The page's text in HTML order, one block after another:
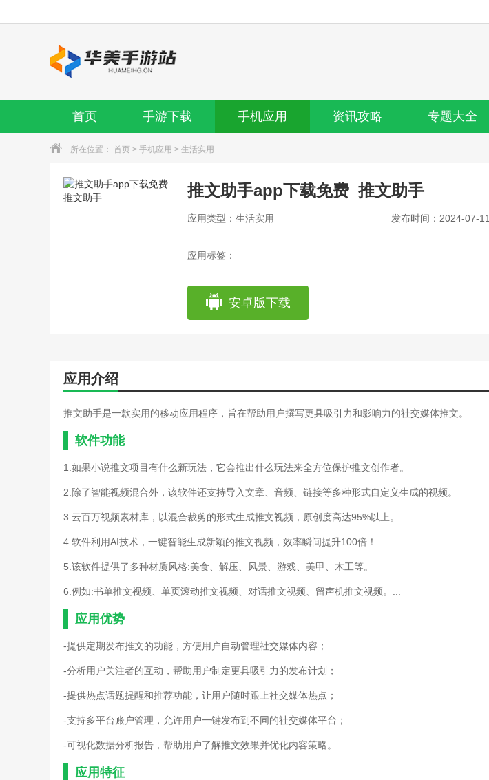
首页 手游下载 手机应用 资讯攻略 专题大全
所在位置： 首页 > 手机应用 > 生活实用
推文助手app下载免费_推文助手
应用类型：生活实用 发布时间：2024-07-11
应用标签：
安卓版下载
应用介绍
推文助手是一款实用的移动应用程序，旨在帮助用户撰写更具吸引力和影响力的社交媒体推文。
软件功能
1.如果小说推文项目有什么新玩法，它会推出什么玩法来全方位保护推文创作者。
2.除了智能视频混合外，该软件还支持导入文章、音频、链接等多种形式自定义生成的视频。
3.云百万视频素材库，以混合裁剪的形式生成推文视频，原创度高达95%以上。
4.软件利用AI技术，一键智能生成新颖的推文视频，效率瞬间提升100倍！
5.该软件提供了多种材质风格:美食、解压、风景、游戏、美甲、木工等。
6.例如:书单推文视频、单页滚动推文视频、对话推文视频、留声机推文视频。...
应用优势
-提供定期发布推文的功能，方便用户自动管理社交媒体内容；
-分析用户关注者的互动，帮助用户制定更具吸引力的发布计划；
-提供热点话题提醒和推荐功能，让用户随时跟上社交媒体热点；
-支持多平台账户管理，允许用户一键发布到不同的社交媒体平台；
-可视化数据分析报告，帮助用户了解推文效果并优化内容策略。
应用特征